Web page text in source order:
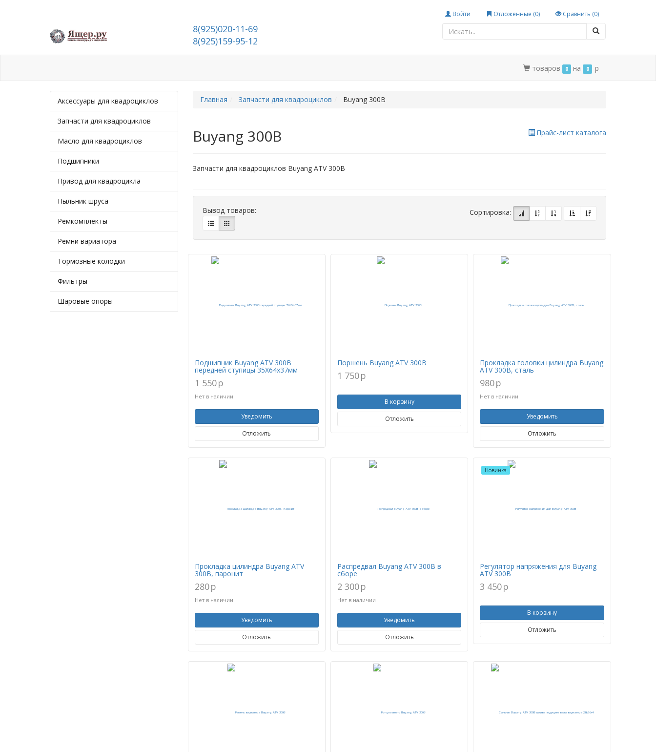
Войти Отложенные (0) Сравнить (0)
8(925)020-11-69
8(925)159-95-12
товаров 0 на 0 p
Аксессуары для квадроциклов
Запчасти для квадроциклов
Масло для квадроциклов
Подшипники
Привод для квадроцикла
Пыльник шруса
Ремкомплекты
Ремни вариатора
Тормозные колодки
Фильтры
Шаровые опоры
Главная Запчасти для квадроциклов Buyang 300B
Прайс-лист каталога
Buyang 300B
Запчасти для квадроциклов Buyang ATV 300B
Вывод товаров: Сортировка:
Подшипник Buyang ATV 300B
передней ступицы 35X64х37мм
1 550p
Нет в наличии
Уведомить
Отложить
Поршень Buyang ATV 300B
1 750p
В корзину
Отложить
Прокладка головки цилиндра Buyang
ATV 300B, сталь
980p
Нет в наличии
Уведомить
Отложить
Прокладка цилиндра Buyang ATV
300B, паронит
280p
Нет в наличии
Уведомить
Отложить
Распредвал Buyang ATV 300B в
сборе
2 300p
Нет в наличии
Уведомить
Отложить
Новинка
Регулятор напряжения для Buyang
ATV 300B
3 450p
В корзину
Отложить